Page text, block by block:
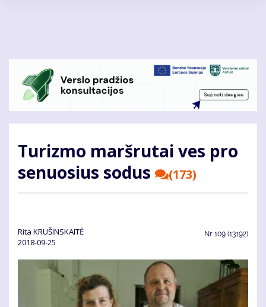
Turizmo maršrutai ves pro
senuosius sodus
(173)
Rita KRUŠINSKAITĖ
2018-09-25
Nr. 109 (13192)